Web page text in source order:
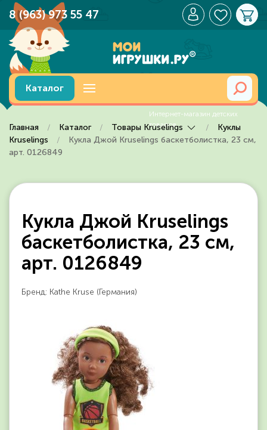
Перейти к содержимому
8 (963) 973 55 47
Каталог
Главная Каталог Товары Kruselings
Куклы
Kruselings
Кукла Джой Kruselings баскетболистка, 23 см,
арт. 0126849
Кукла Джой Kruselings
баскетболистка, 23 см,
арт. 0126849
Бренд: Kathe Kruse (Германия)